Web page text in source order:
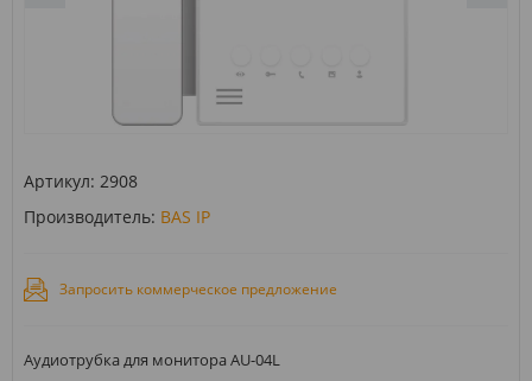
Артикул: 2908
Производитель: BAS IP
Запросить коммерческое предложение
Аудиотрубка для монитора AU-04L